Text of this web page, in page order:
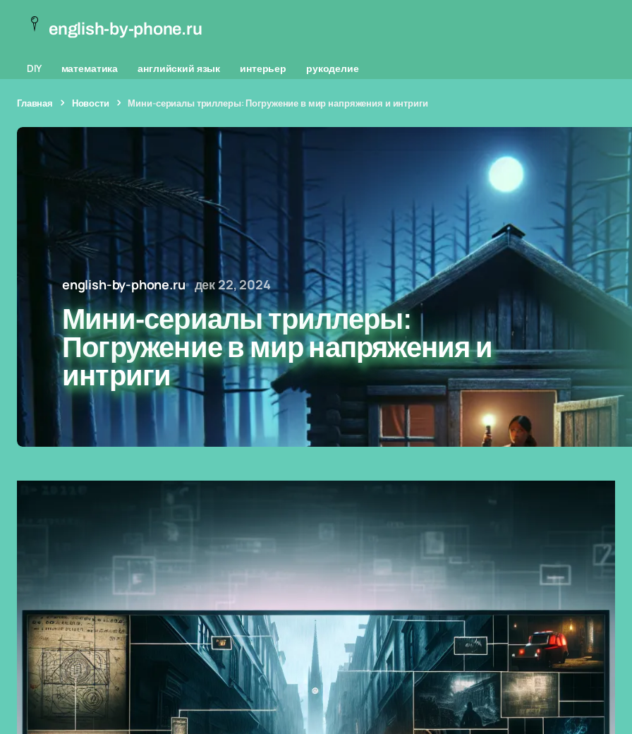
english-by-phone.ru
DIY математика английский язык интерьер рукоделие
Главная Новости Мини-сериалы триллеры: Погружение в мир напряжения и интриги
english-by-phone.ru дек 22, 2024
Мини-сериалы триллеры:
Погружение в мир напряжения и
интриги